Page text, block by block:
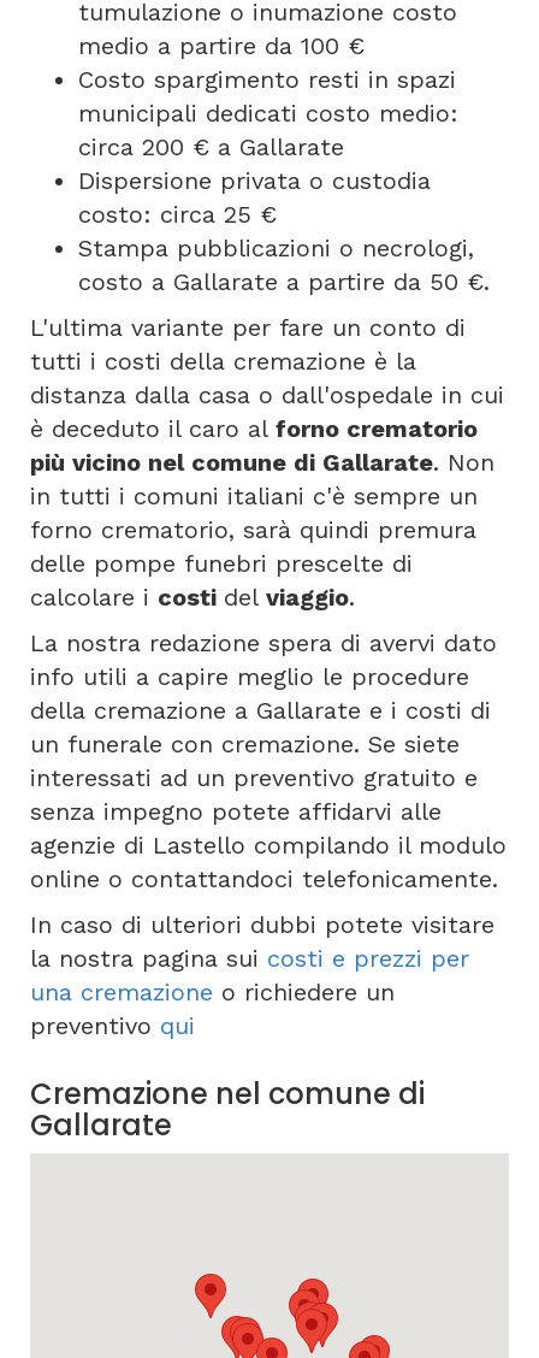
tumulazione o inumazione costo
medio a partire da 100 €
Costo spargimento resti in spazi
municipali dedicati costo medio:
circa 200 € a Gallarate
Dispersione privata o custodia
costo: circa 25 €
Stampa pubblicazioni o necrologi,
costo a Gallarate a partire da 50 €.
L'ultima variante per fare un conto di
tutti i costi della cremazione è la
distanza dalla casa o dall'ospedale in cui
è deceduto il caro al forno crematorio
più vicino nel comune di Gallarate. Non
in tutti i comuni italiani c'è sempre un
forno crematorio, sarà quindi premura
delle pompe funebri prescelte di
calcolare i costi del viaggio.
La nostra redazione spera di avervi dato
info utili a capire meglio le procedure
della cremazione a Gallarate e i costi di
un funerale con cremazione. Se siete
interessati ad un preventivo gratuito e
senza impegno potete affidarvi alle
agenzie di Lastello compilando il modulo
online o contattandoci telefonicamente.
In caso di ulteriori dubbi potete visitare
la nostra pagina sui costi e prezzi per
una cremazione o richiedere un
preventivo qui
Cremazione nel comune di
Gallarate